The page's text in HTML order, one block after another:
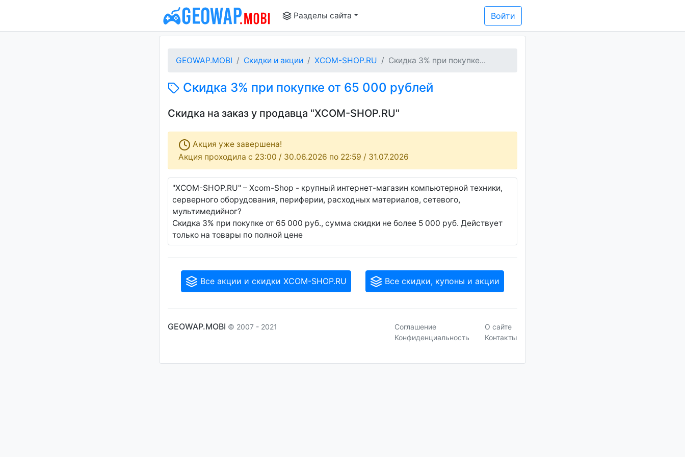
Разделы сайта Войти
GEOWAP.MOBI Скидки и акции XCOM-SHOP.RU Скидка 3% при покупке...
Скидка 3% при покупке от 65 000 рублей
Скидка на заказ у продавца "XCOM-SHOP.RU"
Акция уже завершена!
Акция проходила c 23:00 / 30.06.2026 по 22:59 / 31.07.2026
"XCOM-SHOP.RU" – Xcom-Shop - крупный интернет-магазин компьютерной техники,
серверного оборудования, периферии, расходных материалов, сетевого,
мультимедийног?
Скидка 3% при покупке от 65 000 руб., сумма скидки не более 5 000 руб. Действует
только на товары по полной цене
Все акции и скидки XCOM-SHOP.RU Все скидки, купоны и акции
GEOWAP.MOBI © 2007 - 2021
Соглашение
Конфиденциальность
О сайте
Контакты